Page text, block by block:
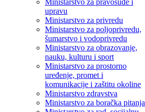
Ministarstvo za pravosuđe i
upravu
Ministarstvo za privredu
Ministarstvo za poljoprivredu,
šumarstvo i vodoprivredu
Ministarstvo za obrazovanje,
nauku, kulturu i sport
Ministarstvo za prostorno
uređenje, promet i
komunikacije i zaštitu okoline
Ministarstvo zdravstva
Ministarstvo za boračka pitanja